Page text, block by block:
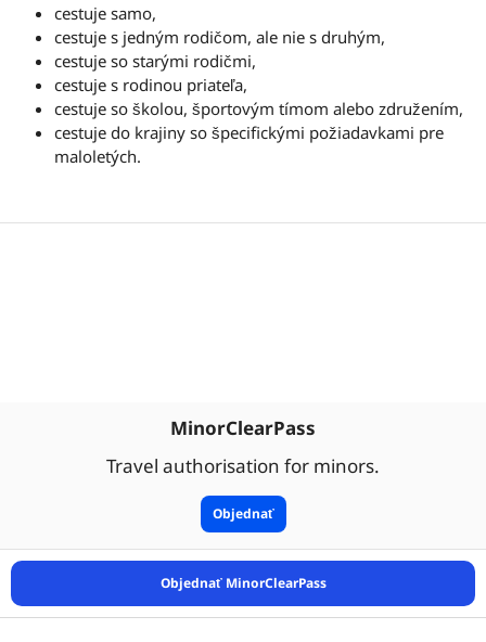
cestuje samo,
cestuje s jedným rodičom, ale nie s druhým,
cestuje so starými rodičmi,
cestuje s rodinou priateľa,
cestuje so školou, športovým tímom alebo združením,
cestuje do krajiny so špecifickými požiadavkami pre
maloletých.
MinorClearPass
Travel authorisation for minors.
Objednať
Objednať MinorClearPass